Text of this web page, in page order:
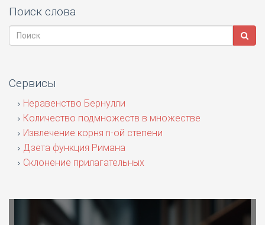
Поиск слова
Сервисы
Неравенство Бернулли
Количество подмножеств в множестве
Извлечение корня n-ой степени
Дзета функция Римана
Склонение прилагательных